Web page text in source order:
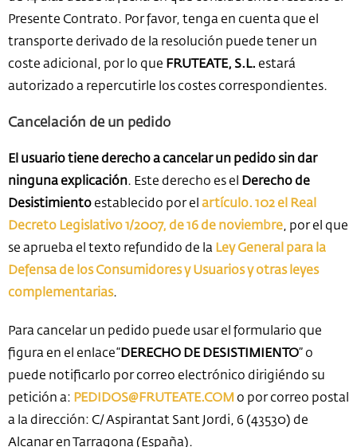
Presente Contrato. Por favor, tenga en cuenta que el
transporte derivado de la resolución puede tener un
coste adicional, por lo que FRUTEATE, S.L. estará
autorizado a repercutirle los costes correspondientes.
Cancelación de un pedido
El usuario tiene derecho a cancelar un pedido sin dar
ninguna explicación. Este derecho es el
Derecho de
Desistimiento establecido por el artículo. 102 el Real
Decreto Legislativo 1/2007, de 16 de noviembre, por el que
se aprueba el texto refundido de la Ley General para la
Defensa de los Consumidores y Usuarios y otras leyes
complementarias.
Para cancelar un pedido puede usar el formulario que
figura en el enlace “DERECHO DE DESISTIMIENTO” o
puede notificarlo por correo electrónico dirigiéndo su
petición a: PEDIDOS@FRUTEATE.COM o por correo postal
a la dirección: C/ Aspirantat Sant Jordi, 6 (43530) de
Alcanar en Tarragona (España).